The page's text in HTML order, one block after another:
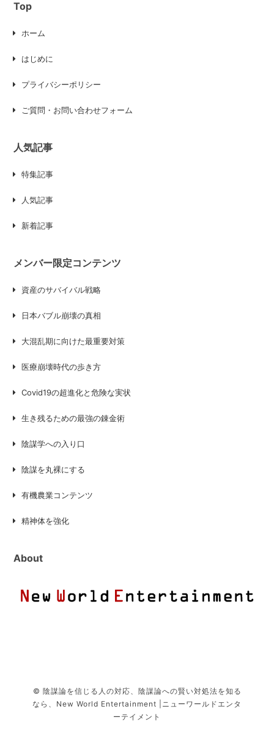
Top
ホーム
はじめに
プライバシーポリシー
ご質問・お問い合わせフォーム
人気記事
特集記事
人気記事
新着記事
メンバー限定コンテンツ
資産のサバイバル戦略
日本バブル崩壊の真相
大混乱期に向けた最重要対策
医療崩壊時代の歩き方
Covid19の超進化と危険な実状
生き残るための最強の錬金術
陰謀学への入り口
陰謀を丸裸にする
有機農業コンテンツ
精神体を強化
About
© 陰謀論を信じる人の対応、陰謀論への賢い対処法を知る
なら、New World Entertainment |ニューワールドエンタ
ーテイメント